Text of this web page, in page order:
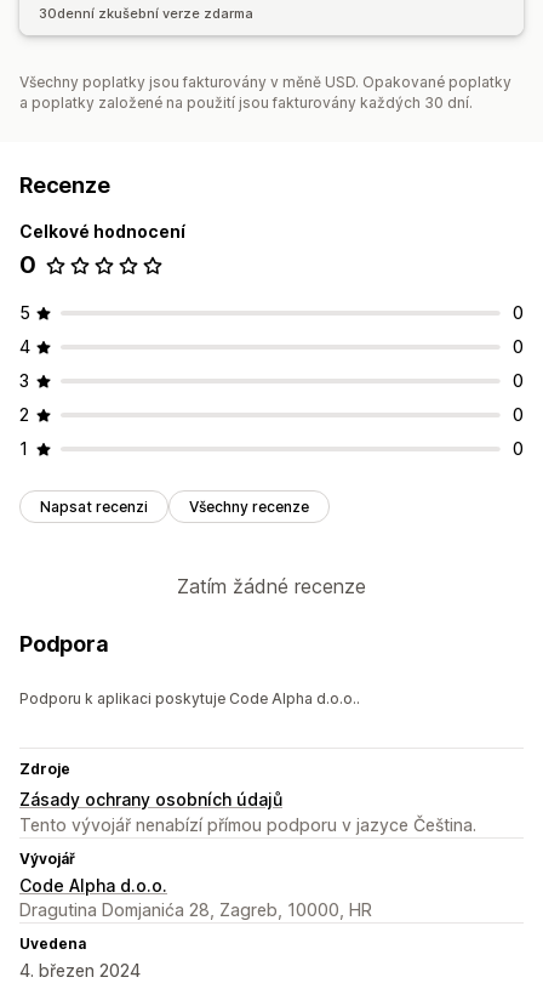
30denní zkušební verze zdarma
Všechny poplatky jsou fakturovány v měně USD. Opakované poplatky
a poplatky založené na použití jsou fakturovány každých 30 dní.
Recenze
Celkové hodnocení
0
5
0
4
0
3
0
2
0
1
0
Napsat recenzi Všechny recenze
Zatím žádné recenze
Podpora
Podporu k aplikaci poskytuje Code Alpha d.o.o..
Zdroje
Zásady ochrany osobních údajů
Tento vývojář nenabízí přímou podporu v jazyce Čeština.
Vývojář
Code Alpha d.o.o.
Dragutina Domjanića 28, Zagreb, 10000, HR
Uvedena
4. březen 2024